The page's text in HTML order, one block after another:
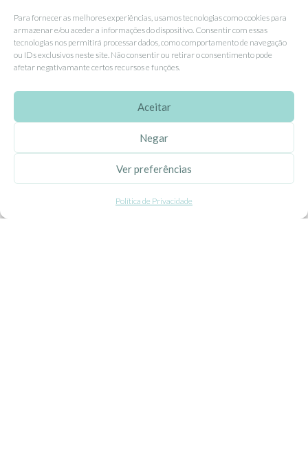
Para fornecer as melhores experiências, usamos tecnologias como cookies para
armazenar e/ou aceder a informações do dispositivo. Consentir com essas
tecnologias nos permitirá processar dados, como comportamento de navegação
ou IDs exclusivos neste site. Não consentir ou retirar o consentimento pode
afetar negativamante certos recursos e funções.
Aceitar
Negar
Ver preferências
Política de Privacidade
SOBRE A EHGOOM
Sobre Nós
Propriedade Intelectual
Colaboração com Bloggers
Listas de Aniversário e Babyshower
CONDIÇÕES GERAIS
Politica de Privacidade